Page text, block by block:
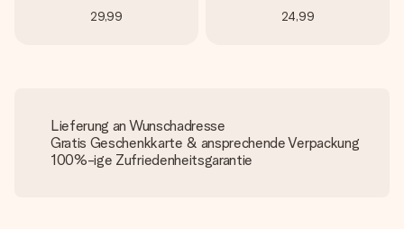
29,99 24,99
Lieferung an Wunschadresse
Gratis Geschenkkarte & ansprechende Verpackung
100%-ige Zufriedenheitsgarantie